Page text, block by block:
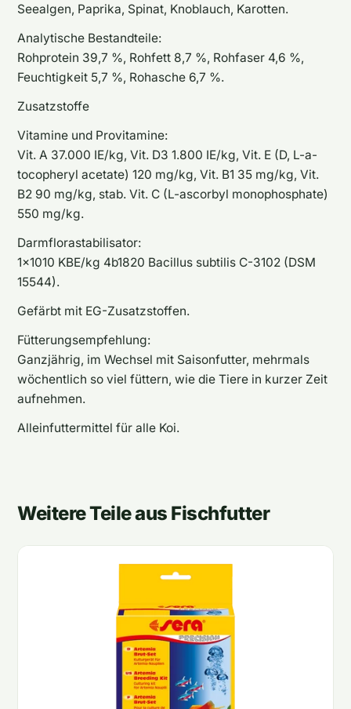
Seealgen, Paprika, Spinat, Knoblauch, Karotten.
Analytische Bestandteile:
Rohprotein 39,7 %, Rohfett 8,7 %, Rohfaser 4,6 %,
Feuchtigkeit 5,7 %, Rohasche 6,7 %.
Zusatzstoffe
Vitamine und Provitamine:
Vit. A 37.000 IE/kg, Vit. D3 1.800 IE/kg, Vit. E (D, L-a-
tocopheryl acetate) 120 mg/kg, Vit. B1 35 mg/kg, Vit.
B2 90 mg/kg, stab. Vit. C (L-ascorbyl monophosphate)
550 mg/kg.
Darmflorastabilisator:
1×1010 KBE/kg 4b1820 Bacillus subtilis C-3102 (DSM
15544).
Gefärbt mit EG-Zusatzstoffen.
Fütterungsempfehlung:
Ganzjährig, im Wechsel mit Saisonfutter, mehrmals
wöchentlich so viel füttern, wie die Tiere in kurzer Zeit
aufnehmen.
Alleinfuttermittel für alle Koi.
Weitere Teile aus Fischfutter